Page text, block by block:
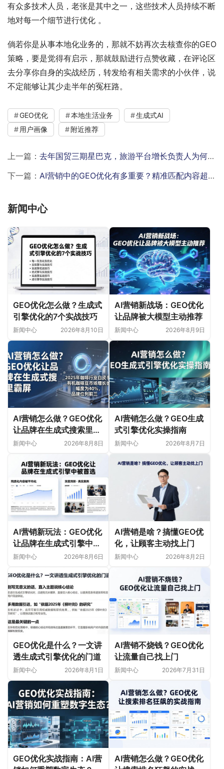
有众多技术人员，老张是其中之一，这些技术人员持续不断
地对每一个细节进行优化 。
倘若你是从事本地化业务的，那就不妨再次去核查你的GEO
策略，要是觉得有启示，那就鼓励进行点赞收藏，在评论区
去分享你自身的实战经历，转发给有相关需求的小伙伴，说
不定能够让其少走半年的冤枉路。
GEO优化 本地生活业务
生成式AI
用户画像
附近推荐
上一篇： 去年国贸三期星巴克，旅游平台增长负责人为何被流量成本压垮？
下一篇： AI营销中的GEO优化有多重要？精准匹配内容超关键
新闻中心
GEO优化怎么做？生成式
引擎优化的7个实战技巧
新闻中心 2026年8月10日
AI营销新战场：GEO优化
让品牌被大模型主动推荐
新闻中心 2026年8月9日
AI营销怎么做？GEO优化
让品牌在生成式搜索里霸
屏
新闻中心 2026年8月8日
AI营销怎么做？GEO生成
式引擎优化实操指南
新闻中心 2026年8月7日
AI营销新玩法：GEO优化
让品牌在生成式引擎中被
首选
新闻中心 2026年8月6日
AI营销是啥？搞懂GEO优
化，让顾客主动找上门
新闻中心 2026年8月2日
GEO优化是什么？一文讲
透生成式引擎优化的门道
新闻中心 2026年8月1日
AI营销不烧钱？GEO优化
让流量自己找上门
新闻中心 2026年7月31日
GEO优化实战指南：AI营
AI营销怎么做？GEO优化